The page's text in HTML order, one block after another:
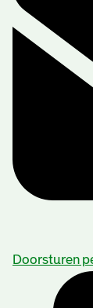
Doorsturen